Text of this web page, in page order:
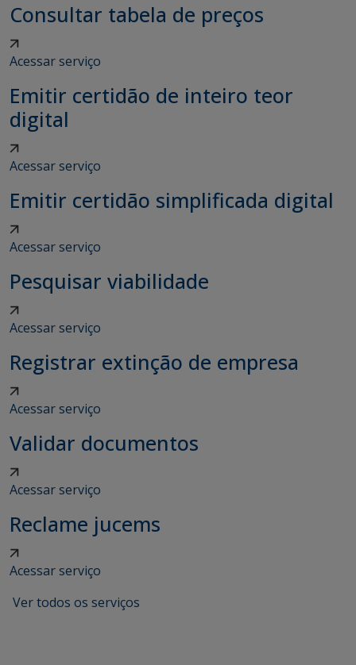
Consultar tabela de preços
Acessar serviço
Emitir certidão de inteiro teor
digital
Acessar serviço
Emitir certidão simplificada digital
Acessar serviço
Pesquisar viabilidade
Acessar serviço
Registrar extinção de empresa
Acessar serviço
Validar documentos
Acessar serviço
Reclame jucems
Acessar serviço
Ver todos os serviços